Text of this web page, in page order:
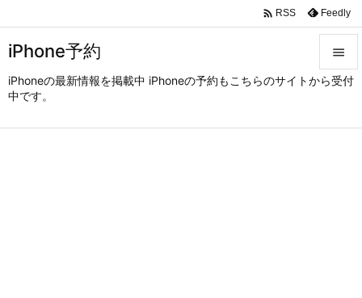
iPhone予約
iPhoneの最新情報を掲載中 iPhoneの予約もこちらのサイトから受付
中です。



 RSS Feedly